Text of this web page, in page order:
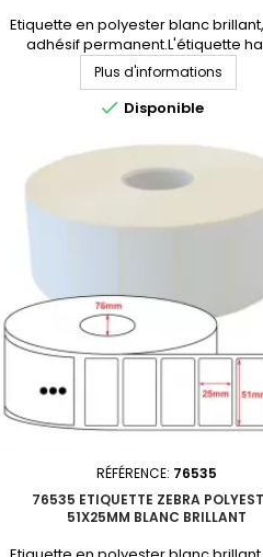
Etiquette en polyester blanc
adhésif permanent.L'étiquette
performance par excellence.
38x13mmMatière : polyester
permanentNbre étiq/rouleau :
9449Perforation entre étiquettes
NonDiamètre du mandrin :
par carton : 10 rouleauxProduit non
stock. Consultez-nous pour un
Plus d'informations
 Disponible
RÉFÉRENCE: 76535
76535 ETIQUETTE ZEBRA
51X25MM BLANC BRILLANT